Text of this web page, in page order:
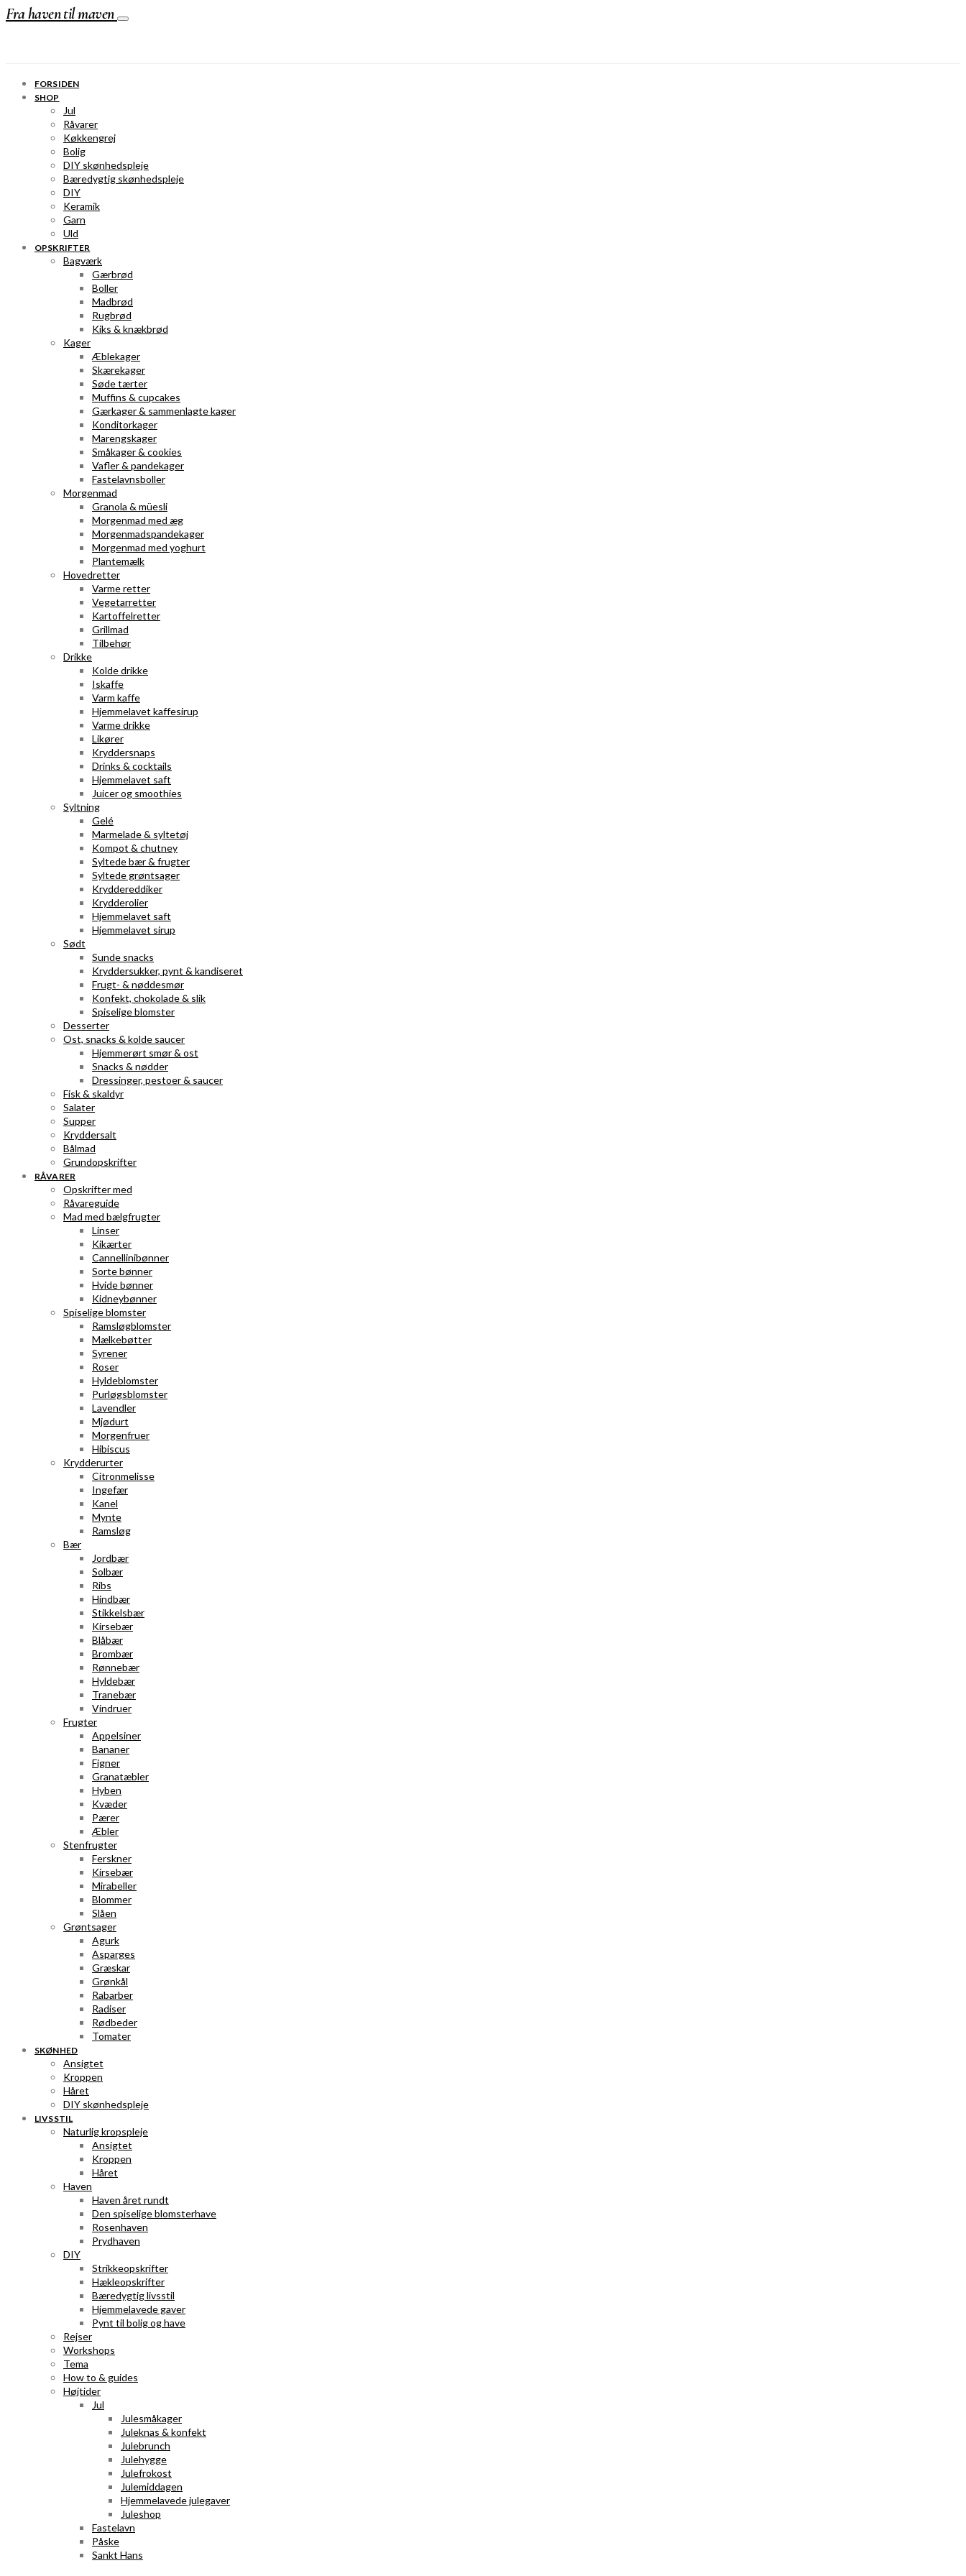
Fra haven til maven
FORSIDEN
SHOP
Jul
Råvarer
Køkkengrej
Bolig
DIY skønhedspleje
Bæredygtig skønhedspleje
DIY
Keramik
Garn
Uld
OPSKRIFTER
Bagværk
Gærbrød
Boller
Madbrød
Rugbrød
Kiks & knækbrød
Kager
Æblekager
Skærekager
Søde tærter
Muffins & cupcakes
Gærkager & sammenlagte kager
Konditorkager
Marengskager
Småkager & cookies
Vafler & pandekager
Fastelavnsboller
Morgenmad
Granola & müesli
Morgenmad med æg
Morgenmadspandekager
Morgenmad med yoghurt
Plantemælk
Hovedretter
Varme retter
Vegetarretter
Kartoffelretter
Grillmad
Tilbehør
Drikke
Kolde drikke
Iskaffe
Varm kaffe
Hjemmelavet kaffesirup
Varme drikke
Likører
Kryddersnaps
Drinks & cocktails
Hjemmelavet saft
Juicer og smoothies
Syltning
Gelé
Marmelade & syltetøj
Kompot & chutney
Syltede bær & frugter
Syltede grøntsager
Kryddereddiker
Krydderolier
Hjemmelavet saft
Hjemmelavet sirup
Sødt
Sunde snacks
Kryddersukker, pynt & kandiseret
Frugt- & nøddesmør
Konfekt, chokolade & slik
Spiselige blomster
Desserter
Ost, snacks & kolde saucer
Hjemmerørt smør & ost
Snacks & nødder
Dressinger, pestoer & saucer
Fisk & skaldyr
Salater
Supper
Kryddersalt
Bålmad
Grundopskrifter
RÅVARER
Opskrifter med
Råvareguide
Mad med bælgfrugter
Linser
Kikærter
Cannellinibønner
Sorte bønner
Hvide bønner
Kidneybønner
Spiselige blomster
Ramsløgblomster
Mælkebøtter
Syrener
Roser
Hyldeblomster
Purløgsblomster
Lavendler
Mjødurt
Morgenfruer
Hibiscus
Krydderurter
Citronmelisse
Ingefær
Kanel
Mynte
Ramsløg
Bær
Jordbær
Solbær
Ribs
Hindbær
Stikkelsbær
Kirsebær
Blåbær
Brombær
Rønnebær
Hyldebær
Tranebær
Vindruer
Frugter
Appelsiner
Bananer
Figner
Granatæbler
Hyben
Kvæder
Pærer
Æbler
Stenfrugter
Ferskner
Kirsebær
Mirabeller
Blommer
Slåen
Grøntsager
Agurk
Asparges
Græskar
Grønkål
Rabarber
Radiser
Rødbeder
Tomater
SKØNHED
Ansigtet
Kroppen
Håret
DIY skønhedspleje
LIVSSTIL
Naturlig kropspleje
Ansigtet
Kroppen
Håret
Haven
Haven året rundt
Den spiselige blomsterhave
Rosenhaven
Prydhaven
DIY
Strikkeopskrifter
Hækleopskrifter
Bæredygtig livsstil
Hjemmelavede gaver
Pynt til bolig og have
Rejser
Workshops
Tema
How to & guides
Højtider
Jul
Julesmåkager
Juleknas & konfekt
Julebrunch
Julehygge
Julefrokost
Julemiddagen
Hjemmelavede julegaver
Juleshop
Fastelavn
Påske
Sankt Hans